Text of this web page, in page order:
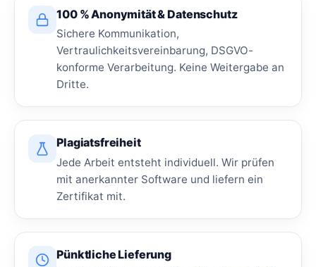
100 % Anonymität & Datenschutz
Sichere Kommunikation,
Vertraulichkeitsvereinbarung, DSGVO-
konforme Verarbeitung. Keine Weitergabe an
Dritte.
Plagiatsfreiheit
Jede Arbeit entsteht individuell. Wir prüfen
mit anerkannter Software und liefern ein
Zertifikat mit.
Pünktliche Lieferung